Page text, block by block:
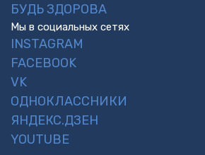
БУДЬ ЗДОРОВА
Мы в социальных сетях
INSTAGRAM
FACEBOOK
VK
ОДНОКЛАССНИКИ
ЯНДЕКС.ДЗЕН
YOUTUBE